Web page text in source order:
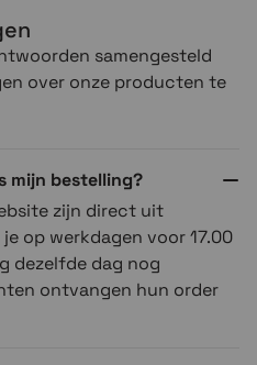
samengesteld
over onze producten te
mijn bestelling?
zijn direct uit
op werkdagen voor 17.00
dezelfde dag nog
ontvangen hun order